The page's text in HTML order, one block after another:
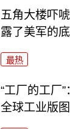
五角大楼吓
露了美军的
最热
“工厂的工厂
全球工业版图